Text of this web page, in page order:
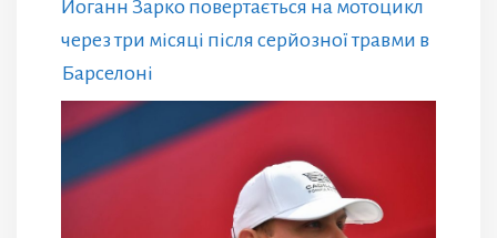
Йоганн Зарко повертається на мотоцикл
через три місяці після серйозної травми в
Барселоні